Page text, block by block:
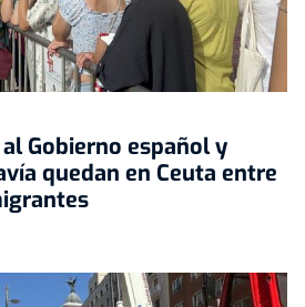
Gobierno español y
quedan en Ceuta entre